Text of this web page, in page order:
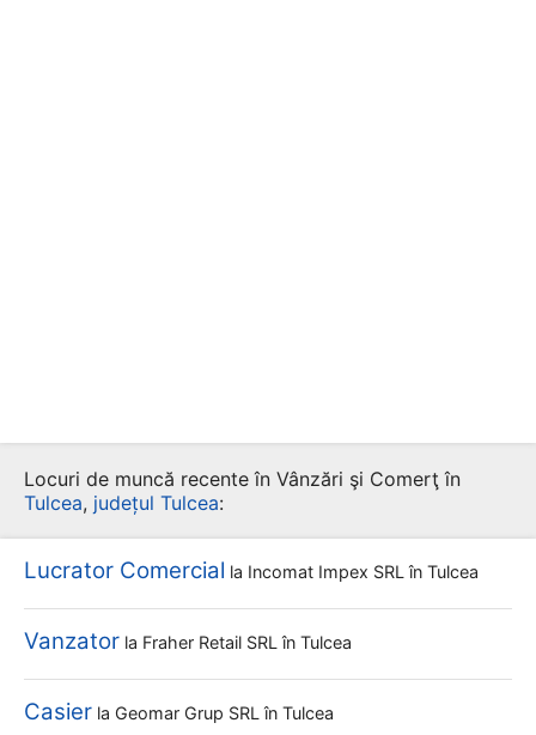
Locuri de muncă recente în Vânzări şi Comerţ în
Tulcea, județul Tulcea:
Lucrator Comercial la Incomat Impex SRL în Tulcea
Vanzator la Fraher Retail SRL în Tulcea
Casier la Geomar Grup SRL în Tulcea